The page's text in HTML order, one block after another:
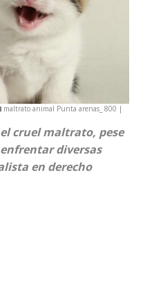
maltrato animal Punta arenas_ 800 |
cruel maltrato, pese
diversas
en derecho